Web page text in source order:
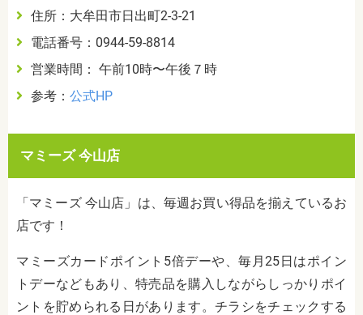
住所：大牟田市日出町2-3-21
電話番号：0944-59-8814
営業時間： 午前10時〜午後７時
参考： 公式HP
マミーズ 今山店
「マミーズ 今山店」は、毎週お買い得品を揃えているお
店です！
マミーズカードポイント5倍デーや、毎月25日はポイン
トデーなどもあり、特売品を購入しながらしっかりポイ
ントを貯められる日があります。チラシをチェックする